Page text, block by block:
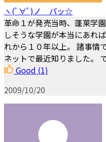
ヽ(ﾟ∀ﾟ)ノ パッ☆
革命１が発売当時、蓬莱学
しそうな学園が本当にあれ
れから１０年以上。 諸事情
ネットで最近知りました。
Good (1)
2009/10/20